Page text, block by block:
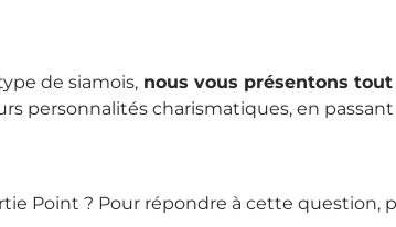
de siamois, nous vous présentons
personnalités charismatiques, en
Point ? Pour répondre à cette question,